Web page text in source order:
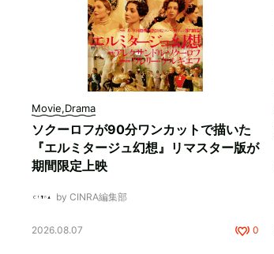
Movie,Drama
ソクーロフが90分ワンカットで描いた
『エルミタージュ幻想』リマスター版が
期間限定上映
by CINRA編集部
2026.08.07 0